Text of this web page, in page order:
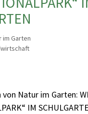
im Garten
Natur im Garten:
IM